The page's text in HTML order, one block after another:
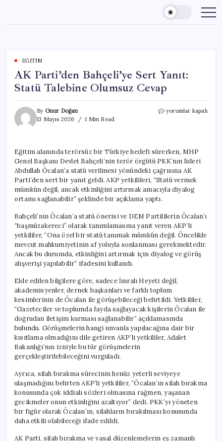
content
EĞITIM
AK Parti’den Bahçeli’ye Sert Yanıt:
Statü Talebine Olumsuz Cevap
By Onur Doğan
13 Mayıs 2026
1 Min Read
AK
Statü
Talebine
Olumsuz
Cevap
için
yorumlar kapalı
Eğitim alanında terörsüz bir Türkiye hedefi sürerken, MHP
Genel Başkanı Devlet Bahçeli’nin terör örgütü PKK’nın lideri
Abdullah Öcalan’a statü verilmesi yönündeki çağrısına AK
Parti’den sert bir yanıt geldi. AKP yetkilileri, “Statü vermek
mümkün değil, ancak etkinliğini artırmak amacıyla diyalog
ortamı sağlanabilir” şeklinde bir açıklama yaptı.
Bahçeli’nin Öcalan’a statü önerisi ve DEM Partililerin Öcalan’ı
“başmüzakereci” olarak tanımlamasına yanıt veren AKP’li
yetkililer, “Ona özel bir statü tanımak mümkün değil. Öncelikle
mevcut mahkumiyetinin af yoluyla sonlanması gerekmektedir.
Ancak bu durumda, etkinliğini artırmak için diyalog ve görüş
alışverişi yapılabilir” ifadesini kullandı.
Elde edilen bilgilere göre, sadece İmralı Heyeti değil,
akademisyenler, dernek başkanları ve farklı toplum
kesimlerinin de Öcalan ile görüşebileceği belirtildi. Yetkililer,
“Gazeteciler ve toplumda fayda sağlayacak kişilerin Öcalan ile
doğrudan iletişim kurması sağlanabilir” açıklamasında
bulundu. Görüşmelerin hangi unvanla yapılacağına dair bir
kısıtlama olmadığını dile getiren AKP’li yetkililer, Adalet
Bakanlığı’nın izniyle bu tür görüşmelerin
gerçekleştirilebileceğini vurguladı.
Ayrıca, silah bırakma sürecinin henüz yeterli seviyeye
ulaşmadığını belirten AKP’li yetkililer, “Öcalan’ın silah bırakma
konusunda çok iddialı sözleri olmasına rağmen, yaşanan
gecikmeler onun etkinliğini azaltıyor” dedi. PKK’yı yöneten
bir figür olarak Öcalan’ın, silahların bırakılması konusunda
daha etkili olabileceği ifade edildi.
AK Parti, silah bırakma ve yasal düzenlemelerin eş zamanlı